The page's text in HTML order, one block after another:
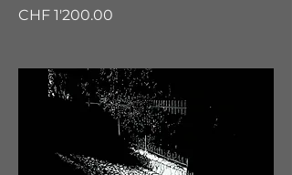
Preis
CHF 1'200.00